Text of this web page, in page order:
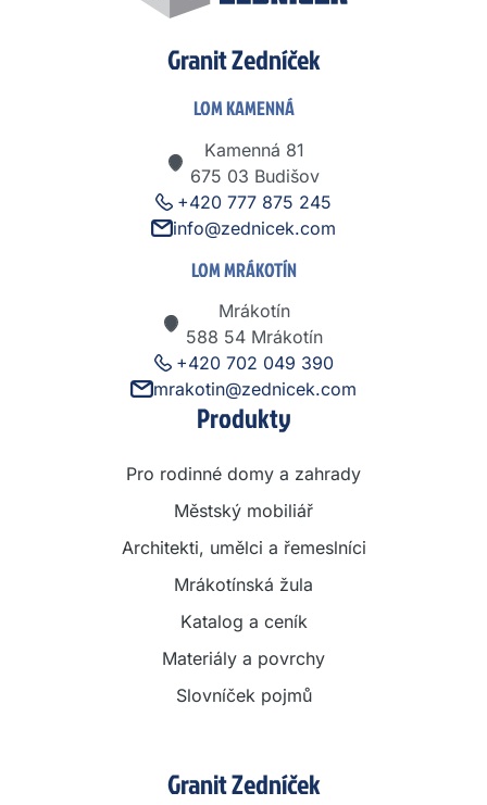
Granit Zedníček
LOM KAMENNÁ
+420 777 875 245
info@zednicek.com
Kamenná 81
675 03 Budišov
LOM MRÁKOTÍN
+420 702 049 390
mrakotin@zednicek.com
Mrákotín
588 54 Mrákotín
Produkty
Pro rodinné domy a zahrady
Městský mobiliář
Architekti, umělci a řemeslníci
Mrákotínská žula
Katalog a ceník
Materiály a povrchy
Slovníček pojmů
Granit Zedníček